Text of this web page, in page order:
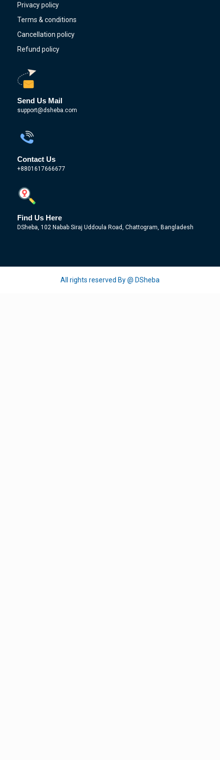
Privacy policy
Terms & conditions
Cancellation policy
Refund policy
Send Us Mail
support@dsheba.com
Contact Us
+8801617666677
Find Us Here
DSheba, 102 Nabab Siraj Uddoula Road, Chattogram, Bangladesh
All rights reserved By @ DSheba